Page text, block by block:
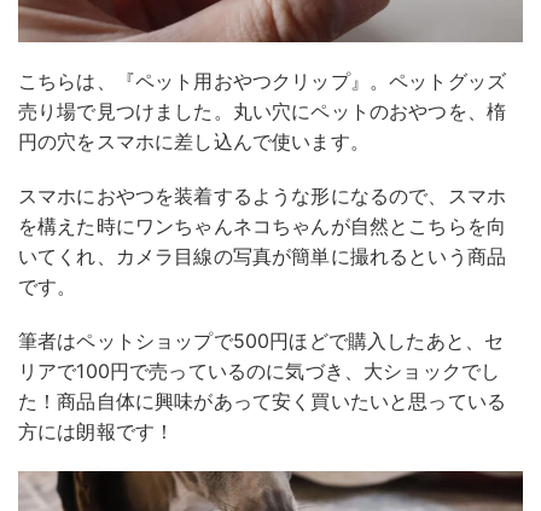
こちらは、『ペット用おやつクリップ』。ペットグッズ
売り場で見つけました。丸い穴にペットのおやつを、楕
円の穴をスマホに差し込んで使います。
スマホにおやつを装着するような形になるので、スマホ
を構えた時にワンちゃんネコちゃんが自然とこちらを向
いてくれ、カメラ目線の写真が簡単に撮れるという商品
です。
筆者はペットショップで500円ほどで購入したあと、セ
リアで100円で売っているのに気づき、大ショックでし
た！商品自体に興味があって安く買いたいと思っている
方には朗報です！